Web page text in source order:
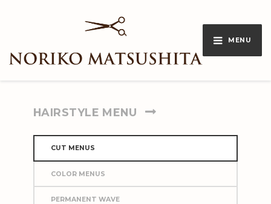
MENU
HAIRSTYLE MENU
CUT MENUS
COLOR MENUS
PERMANENT WAVE